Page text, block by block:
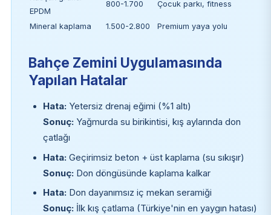
EPDM
800-1.700 Çocuk parkı, fitness
Mineral kaplama 1.500-2.800 Premium yaya yolu
Bahçe Zemini Uygulamasında
Yapılan Hatalar
Hata: Yetersiz drenaj eğimi (%1 altı)
Sonuç: Yağmurda su birikintisi, kış aylarında don
çatlağı
Hata: Geçirimsiz beton + üst kaplama (su sıkışır)
Sonuç: Don döngüsünde kaplama kalkar
Hata: Don dayanımsız iç mekan seramiği
Sonuç: İlk kış çatlama (Türkiye'nin en yaygın hatası)